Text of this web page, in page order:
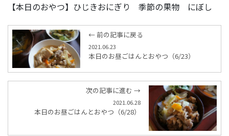
【本日のおやつ】ひじきおにぎり 季節の果物 にぼし
← 前の記事に戻る
2021.06.23
本日のお昼ごはんとおやつ（6/23）
次の記事に進む →
2021.06.28
本日のお昼ごはんとおやつ（6/28）